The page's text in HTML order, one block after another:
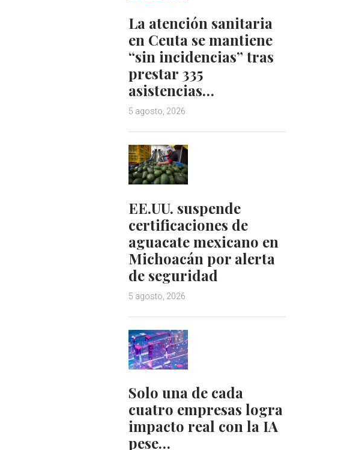
La atención sanitaria
en Ceuta se mantiene
“sin incidencias” tras
prestar 335
asistencias…
5 agosto, 2026
EE.UU. suspende
certificaciones de
aguacate mexicano en
Michoacán por alerta
de seguridad
5 agosto, 2026
Solo una de cada
cuatro empresas logra
impacto real con la IA
pese…